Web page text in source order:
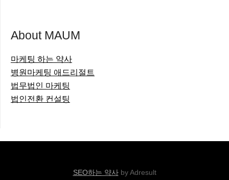
About MAUM
마케팅 하는 약사
병원마케팅 애드리절트
법무법인 마케팅
법인전환 컨설팅
SEO하는 약사by Adresult